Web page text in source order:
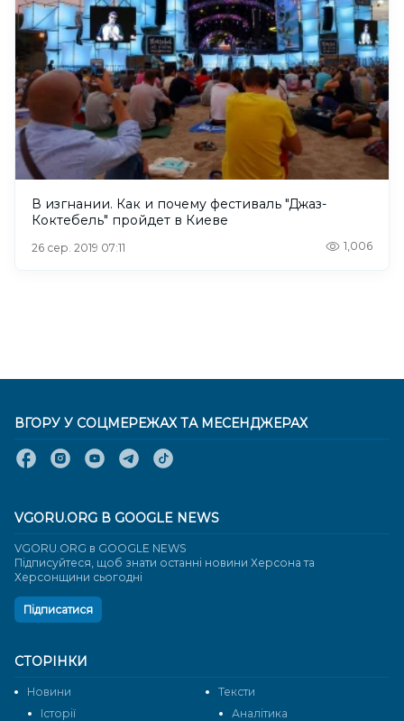
В изгнании. Как и почему фестиваль "Джаз-
Коктебель" пройдет в Киеве
26 сер. 2019 07:11 1,006
СТОРІНКИ
Новини
Тексти
Історії
Аналітика
ВГОРУ У СОЦМЕРЕЖАХ ТА МЕСЕНДЖЕРАХ
VGORU.ORG В GOOGLE NEWS
VGORU.ORG в GOOGLE NEWS
Підписуйтеся, щоб знати останні новини Херсона та
Херсонщини сьогодні
Підписатися